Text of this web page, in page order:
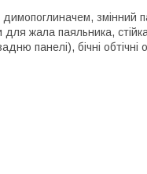
змінний
для жала паяльника,
панелі), бічні обтічні